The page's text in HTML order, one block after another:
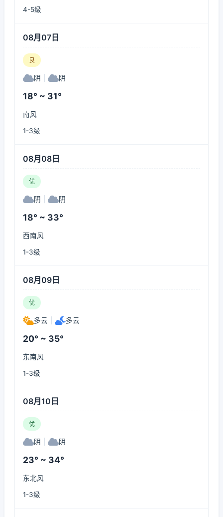
4-5级
08月07日
良
阴 阴
18° ~ 31°
南风
1-3级
08月08日
优
阴 阴
18° ~ 33°
西南风
1-3级
08月09日
优
多云 多云
20° ~ 35°
东南风
1-3级
08月10日
优
阴 阴
23° ~ 34°
东北风
1-3级